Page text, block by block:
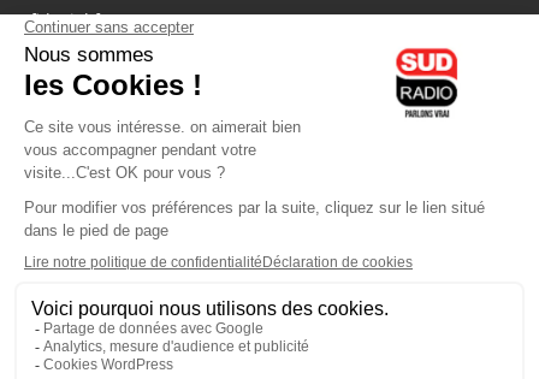
fiducial.fr
lyoncapitale.fr
olympique-et-lyonnais.com
L'application Iphone / Android
Téléchargez l'application
Les cookies
Gestion des cookies
Crédit photos : ©Sud Radio / Pierre Olivier